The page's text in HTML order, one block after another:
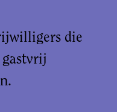
die